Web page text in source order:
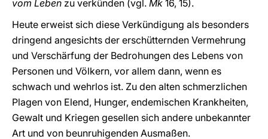
vom Leben zu verkünden (vgl. Mk 16, 15).
Heute erweist sich diese Verkündigung als besonders
dringend angesichts der erschütternden Vermehrung
und Verschärfung der Bedrohungen des Lebens von
Personen und Völkern, vor allem dann, wenn es
schwach und wehrlos ist. Zu den alten schmerzlichen
Plagen von Elend, Hunger, endemischen Krankheiten,
Gewalt und Kriegen gesellen sich andere unbekannter
Art und von beunruhigenden Ausmaßen.